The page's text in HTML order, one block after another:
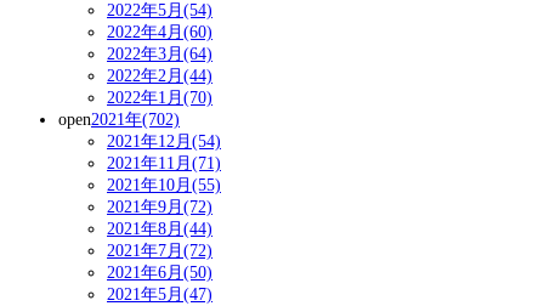
2022年5月(54)
2022年4月(60)
2022年3月(64)
2022年2月(44)
2022年1月(70)
open2021年(702)
2021年12月(54)
2021年11月(71)
2021年10月(55)
2021年9月(72)
2021年8月(44)
2021年7月(72)
2021年6月(50)
2021年5月(47)